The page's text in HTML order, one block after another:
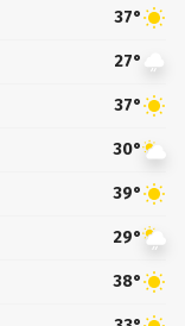
37°
27°
37°
30°
39°
29°
38°